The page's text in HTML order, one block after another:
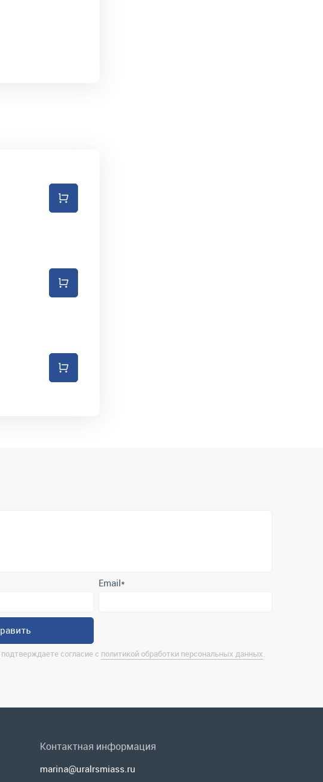
Контактная информация
г. Миасс, ул. Хлебозаводская, д. 1/5, оф. 3
Полная контактная информация